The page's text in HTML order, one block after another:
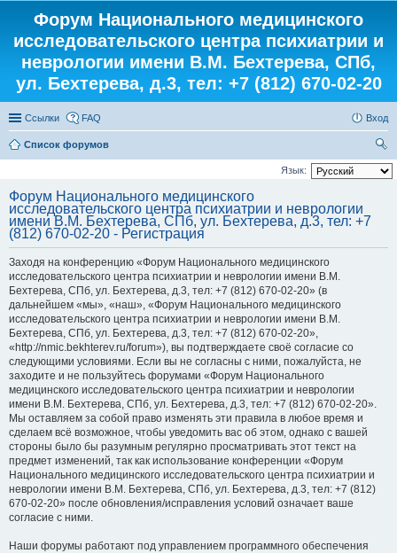
Форум Национального медицинского
исследовательского центра психиатрии и
неврологии имени В.М. Бехтерева, СПб,
ул. Бехтерева, д.3, тел: +7 (812) 670-02-20
Ссылки FAQ Вход
Список форумов
ои
Язык:
Форум Национального медицинского
исследовательского центра психиатрии и неврологии
имени В.М. Бехтерева, СПб, ул. Бехтерева, д.3, тел: +7
(812) 670-02-20 - Регистрация
Заходя на конференцию «Форум Национального медицинского
исследовательского центра психиатрии и неврологии имени В.М.
Бехтерева, СПб, ул. Бехтерева, д.3, тел: +7 (812) 670-02-20» (в
дальнейшем «мы», «наш», «Форум Национального медицинского
исследовательского центра психиатрии и неврологии имени В.М.
Бехтерева, СПб, ул. Бехтерева, д.3, тел: +7 (812) 670-02-20»,
«http://nmic.bekhterev.ru/forum»), вы подтверждаете своё согласие со
следующими условиями. Если вы не согласны с ними, пожалуйста, не
заходите и не пользуйтесь форумами «Форум Национального
медицинского исследовательского центра психиатрии и неврологии
имени В.М. Бехтерева, СПб, ул. Бехтерева, д.3, тел: +7 (812) 670-02-20».
Мы оставляем за собой право изменять эти правила в любое время и
сделаем всё возможное, чтобы уведомить вас об этом, однако с вашей
стороны было бы разумным регулярно просматривать этот текст на
предмет изменений, так как использование конференции «Форум
Национального медицинского исследовательского центра психиатрии и
неврологии имени В.М. Бехтерева, СПб, ул. Бехтерева, д.3, тел: +7 (812)
670-02-20» после обновления/исправления условий означает ваше
согласие с ними.
Наши форумы работают под управлением программного обеспечения